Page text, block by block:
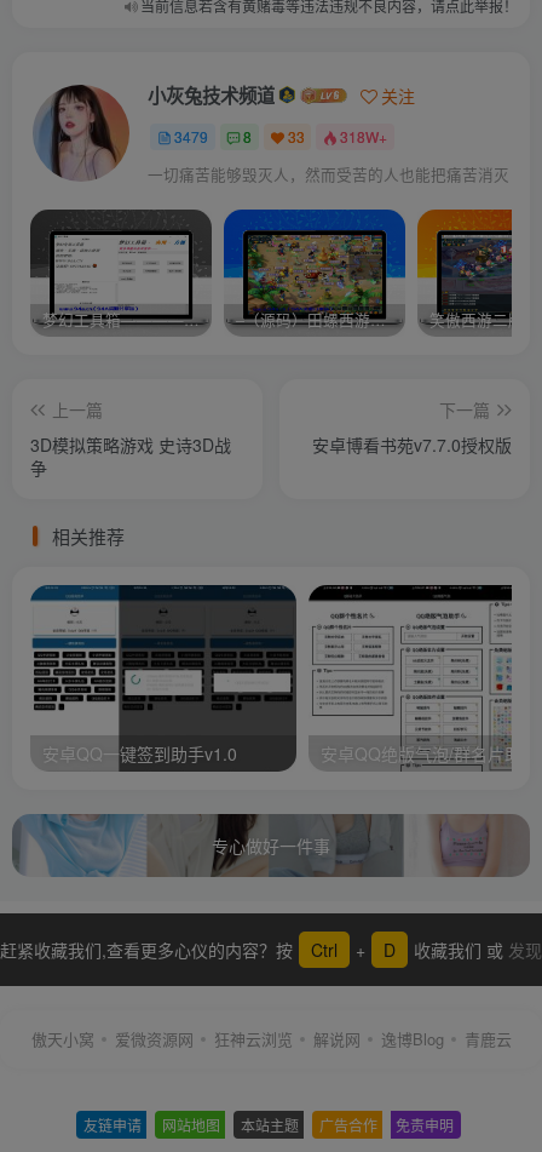
当前信息若含有黄赌毒等违法违规不良内容，请点此举报！
小灰兔技术频道 关注
3479 8 33 318W+
一切痛苦能够毁灭人，然而受苦的人也能把痛苦消灭
梦幻工具箱————-免费 –（源码）田螺西游9.0 假人摆摊18门派飞升渡劫化圣助战最新BB谛听…. 笑傲西游二版-
上一篇
3D模拟策略游戏 史诗3D战
争
下一篇
安卓博看书苑v7.7.0授权版
相关推荐
安卓QQ一键签到助手v1.0 安卓QQ绝版气泡/群名片助手
专心做好一件事
赶紧收藏我们,查看更多心仪的内容？按 Ctrl + D 收藏我们 或 发现
傲天小窝 爱微资源网 狂神云浏览 解说网 逸博Blog 青鹿云
友链申请 网站地图 本站主题 广告合作 免责申明